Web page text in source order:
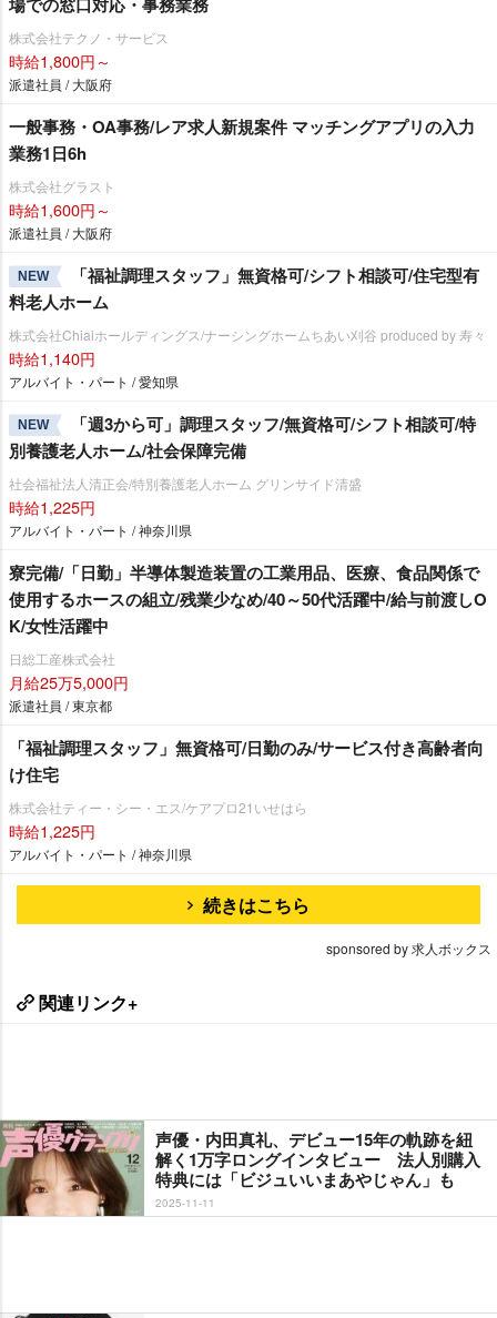
株式会社テクノ・サービス
時給1,800円～
派遣社員 / 大阪府
一般事務・OA事務/レア求人新規案件 マッチングアプリの入力
業務1日6h
株式会社グラスト
時給1,600円～
派遣社員 / 大阪府
NEW
「福祉調理スタッフ」無資格可/シフト相談可/住宅型有
料老人ホーム
株式会社Chiaiホールディングス/ナーシングホームちあい刈谷 produced by 寿々
時給1,140円
アルバイト・パート / 愛知県
NEW
「週3から可」調理スタッフ/無資格可/シフト相談可/特
別養護老人ホーム/社会保障完備
社会福祉法人清正会/特別養護老人ホーム グリンサイド清盛
時給1,225円
アルバイト・パート / 神奈川県
寮完備/「日勤」半導体製造装置の工業用品、医療、食品関係で
使用するホースの組立/残業少なめ/40～50代活躍中/給与前渡しO
K/女性活躍中
日総工産株式会社
月給25万5,000円
派遣社員 / 東京都
「福祉調理スタッフ」無資格可/日勤のみ/サービス付き高齢者向
け住宅
株式会社ティー・シー・エス/ケアプロ21いせはら
時給1,225円
アルバイト・パート / 神奈川県
続きはこちら
sponsored by 求人ボックス
関連リンク+
声優・内田真礼、デビュー15年の軌跡を紐
解く1万字ロングインタビュー 法人別購入
特典には「ビジュいいまあやじゃん」も
2025-11-11